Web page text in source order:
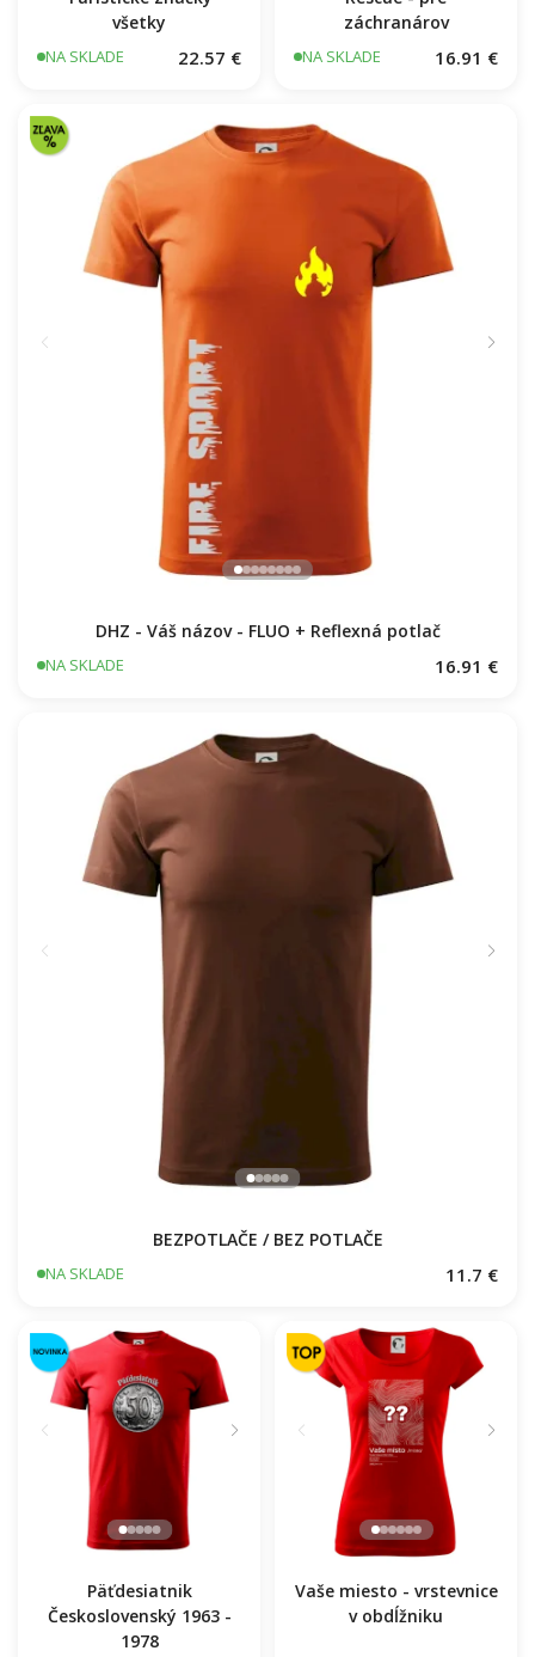
všetky
NA SKLADE 22.57 €
záchranárov
NA SKLADE 16.91 €
DHZ - Váš názov - FLUO + Reflexná potlač
NA SKLADE 16.91 €
BEZPOTLAČE / BEZ POTLAČE
NA SKLADE 11.7 €
Päťdesiatnik
Československý 1963 -
1978
Vaše miesto - vrstevnice
v obdĺžniku